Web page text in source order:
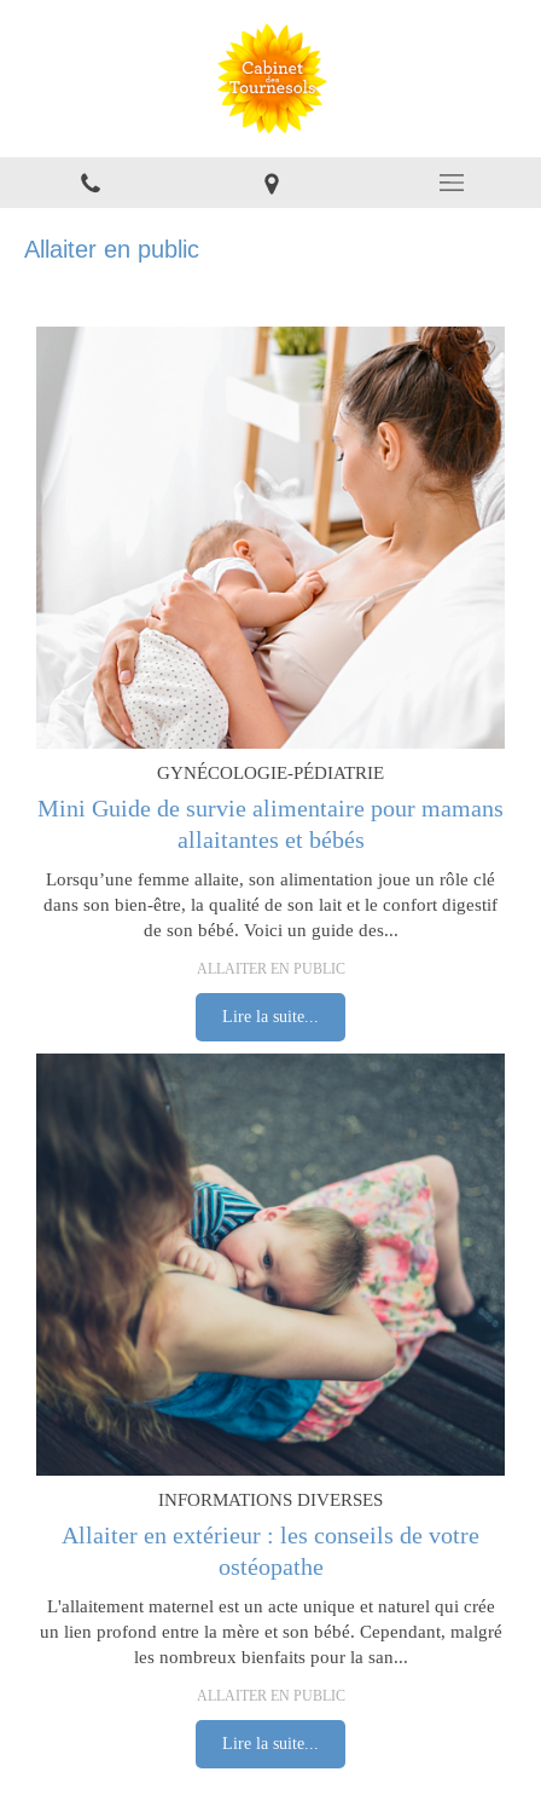
Allaiter en public
GYNÉCOLOGIE-PÉDIATRIE
Mini Guide de survie alimentaire pour mamans
allaitantes et bébés
Lorsqu’une femme allaite, son alimentation joue un rôle clé
dans son bien-être, la qualité de son lait et le confort digestif
de son bébé. Voici un guide des...
ALLAITER EN PUBLIC
Lire la suite...
INFORMATIONS DIVERSES
Allaiter en extérieur : les conseils de votre
ostéopathe
L'allaitement maternel est un acte unique et naturel qui crée
un lien profond entre la mère et son bébé. Cependant, malgré
les nombreux bienfaits pour la san...
ALLAITER EN PUBLIC
Lire la suite...